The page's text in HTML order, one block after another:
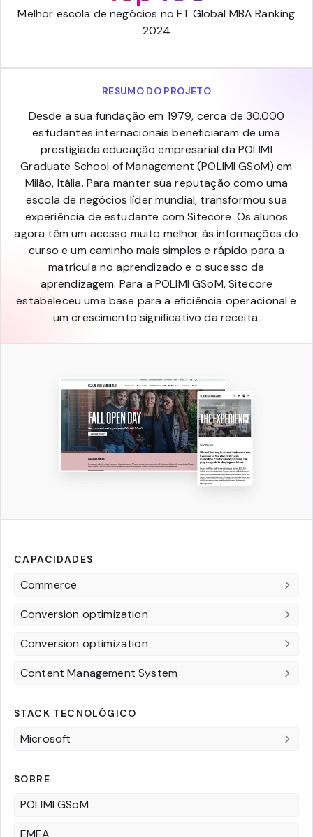
Melhor escola de negócios no FT Global MBA Ranking
2024
RESUMO DO PROJETO
Desde a sua fundação em 1979, cerca de 30.000
estudantes internacionais beneficiaram de uma
prestigiada educação empresarial da POLIMI
Graduate School of Management (POLIMI GSoM) em
Milão, Itália. Para manter sua reputação como uma
escola de negócios líder mundial, transformou sua
experiência de estudante com Sitecore. Os alunos
agora têm um acesso muito melhor às informações do
curso e um caminho mais simples e rápido para a
matrícula no aprendizado e o sucesso da
aprendizagem. Para a POLIMI GSoM, Sitecore
estabeleceu uma base para a eficiência operacional e
um crescimento significativo da receita.
CAPACIDADES
Commerce
Conversion optimization
Conversion optimization
Content Management System
STACK TECNOLÓGICO
Microsoft
SOBRE
POLIMI GSoM
EMEA